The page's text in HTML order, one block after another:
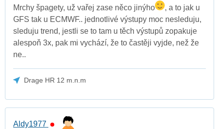
Mrchy špagety, už vařej zase něco jinýho
, a to jak u
GFS tak u ECMWF.. jednotlivé výstupy moc nesleduju,
sleduju trend, jestli se to tam u těch výstupů zopakuje
alespoň 3x, pak mi vychází, že to častěji vyjde, než že
ne..
Drage HR 12 m.n.m
Aldy1977